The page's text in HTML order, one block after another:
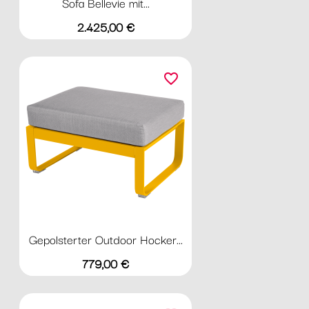
Preis
2.425,00 €
Gepolsterter Outdoor Hocker...
Preis
779,00 €
favorite_border